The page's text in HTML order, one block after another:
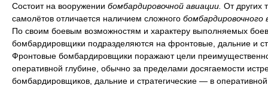
Состоит на вооружении бомбардировочной авиации. От других
самолётов отличается наличием сложного бомбардировочного
По своим боевым возможностям и характеру выполняемых
бомбардировщики подразделяются на фронтовые, дальние и
Фронтовые бомбардировщики поражают цели
оперативной глубине, обычно за пределами досягаемости
бомбардировщиков, дальние и стратегические — в